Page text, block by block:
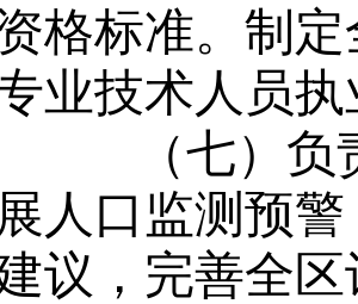
格标准。制
业技术人员
（七）
人口监测预
议，完善全